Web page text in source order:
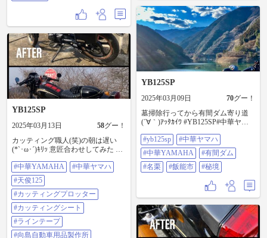
YB125SP
2025年03月13日 58グー！
カッティング職人(笑)の朝は遅い
(*`･ω･´)ｷﾘｯ 意匠合わせしてみた 違
か？(´∀｀)ｱﾊﾊﾊﾊ #中華YAMAHA#
中華ヤマハ#天俊125#カッティング
プロッター#カッティングシート#
ラインテープ#向島自動車用品製作
所#STIKA#Roland #GROM#グロム#
あホンダ
#中華YAMAHA
#中華ヤマハ
#天俊125
#カッティングプロッター
#カッティングシート
#ラインテープ
#向島自動車用品製作所
YB125SP
2025年03月09日 70グー！
墓掃除行ってから有間ダム寄り道
(´∀｀)ｱｯﾀｶｲﾜ #YB125SP#中華ヤマ
飯能市#秘境
#yb125sp
#中華ヤマハ
#中華YAMAHA
#有間ダム
#名栗
#飯能市 #秘境